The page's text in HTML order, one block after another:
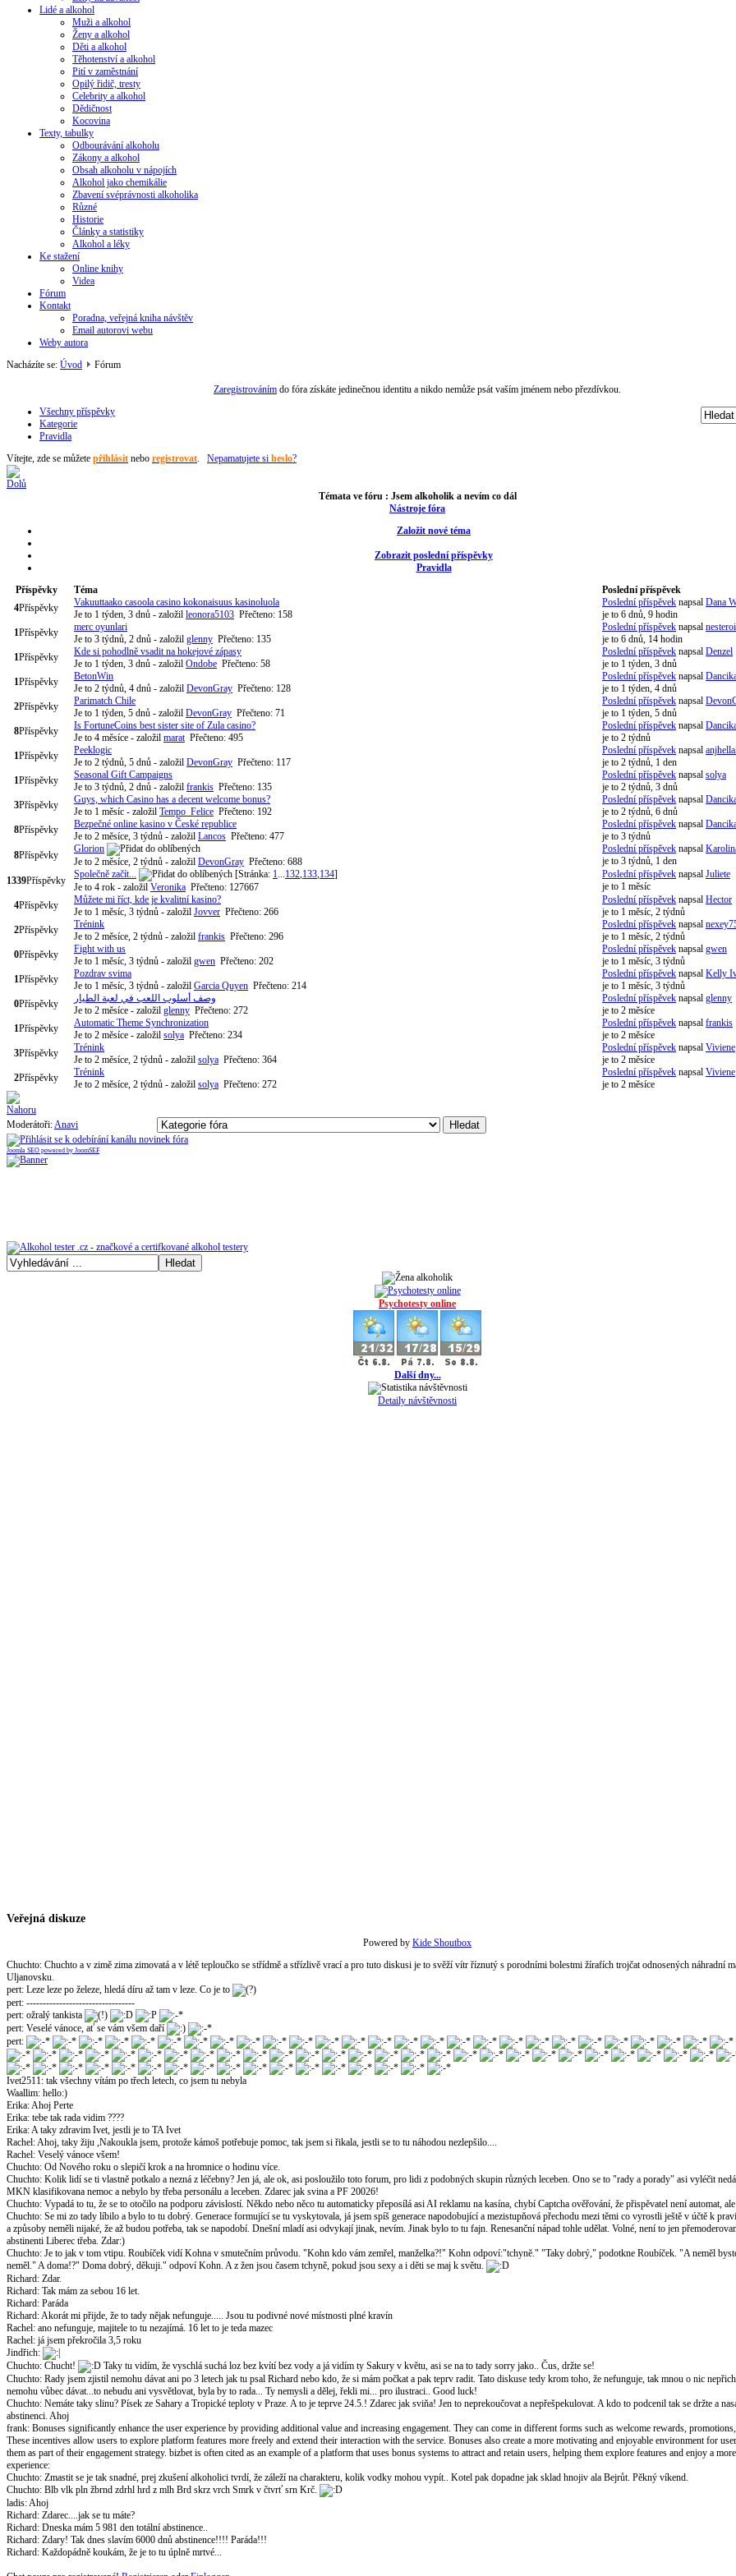
Lidé a alkohol
Muži a alkohol
Ženy a alkohol
Děti a alkohol
Těhotenství a alkohol
Pití v zaměstnání
Opilý řidič, tresty
Celebrity a alkohol
Dědičnost
Kocovina
Texty, tabulky
Odbourávání alkoholu
Zákony a alkohol
Obsah alkoholu v nápojích
Alkohol jako chemikálie
Zbavení svéprávnosti alkoholika
Různé
Historie
Články a statistiky
Alkohol a léky
Ke stažení
Online knihy
Videa
Fórum
Kontakt
Poradna, veřejná kniha návštěv
Email autorovi webu
Weby autora
Nacházíte se: Úvod Fórum
Zaregistrováním do fóra získáte jedinečnou identitu a nikdo nemůže psát vaším jménem nebo přezdívkou.
Všechny příspěvky
Kategorie
Pravidla
Vítejte, zde se můžete přihlásit nebo registrovat. Nepamatujete si heslo?
Témata ve fóru : Jsem alkoholik a nevím co dál
Nástroje fóra
Založit nové téma
Zobrazit poslední příspěvky
Pravidla
Příspěvky
Téma
Poslední příspěvek
4Příspěvky
Vakuuttaako casoola casino kokonaisuus kasinoluola
Je to 1 týden, 3 dnů - založil leonora5103 Přečteno: 158
Poslední příspěvek napsal Dana
je to 6 dnů, 9 hodin
1Příspěvky
merc oyunlari
Je to 3 týdnů, 2 dnů - založil glenny Přečteno: 135
Poslední příspěvek napsal
je to 6 dnů, 14 hodin
1Příspěvky
Kde si pohodlně vsadit na hokejové zápasy
Je to 1 týden, 3 dnů - založil Ondobe Přečteno: 58
Poslední příspěvek napsal Denzel
je to 1 týden, 3 dnů
1Příspěvky
BetonWin
Je to 2 týdnů, 4 dnů - založil DevonGray Přečteno: 128
Poslední příspěvek napsal
je to 1 týden, 4 dnů
2Příspěvky
Parimatch Chile
Je to 1 týden, 5 dnů - založil DevonGray Přečteno: 71
Poslední příspěvek napsal
je to 1 týden, 5 dnů
8Příspěvky
Is FortuneCoins best sister site of Zula casino?
Je to 4 měsíce - založil marat Přečteno: 495
Poslední příspěvek napsal
je to 2 týdnů
1Příspěvky
Peeklogic
Je to 2 týdnů, 5 dnů - založil DevonGray Přečteno: 117
Poslední příspěvek napsal
je to 2 týdnů, 1 den
1Příspěvky
Seasonal Gift Campaigns
Je to 3 týdnů, 2 dnů - založil frankis Přečteno: 135
Poslední příspěvek napsal solya
je to 2 týdnů, 3 dnů
3Příspěvky
Guys, which Casino has a decent welcome bonus?
Je to 1 měsíc - založil Tempo_Felice Přečteno: 192
Poslední příspěvek napsal
je to 2 týdnů, 6 dnů
8Příspěvky
Bezpečné online kasino v České republice
Je to 2 měsíce, 3 týdnů - založil Lancos Přečteno: 477
Poslední příspěvek napsal
je to 3 týdnů
8Příspěvky
Glorion
Je to 2 měsíce, 2 týdnů - založil DevonGray Přečteno: 688
Poslední příspěvek napsal
je to 3 týdnů, 1 den
1339Příspěvky
Společně začít... [Stránka: 1...132,133,134]
Je to 4 rok - založil Veronika Přečteno: 127667
Poslední příspěvek napsal Juliete
je to 1 měsíc
4Příspěvky
Můžete mi říct, kde je kvalitní kasino?
Je to 1 měsíc, 3 týdnů - založil Jovver Přečteno: 266
Poslední příspěvek napsal Hector
je to 1 měsíc, 2 týdnů
2Příspěvky
Trénink
Je to 2 měsíce, 2 týdnů - založil frankis Přečteno: 296
Poslední příspěvek napsal
je to 1 měsíc, 2 týdnů
0Příspěvky
Fight with us
Je to 1 měsíc, 3 týdnů - založil gwen Přečteno: 202
Poslední příspěvek napsal gwen
je to 1 měsíc, 3 týdnů
1Příspěvky
Pozdrav svima
Je to 1 měsíc, 3 týdnů - založil Garcia Quyen Přečteno: 214
Poslední příspěvek napsal Kelly
je to 1 měsíc, 3 týdnů
0Příspěvky
وصف أسلوب اللعب في لعبة الطيار
Je to 2 měsíce - založil glenny Přečteno: 272
Poslední příspěvek napsal glenny
je to 2 měsíce
1Příspěvky
Automatic Theme Synchronization
Je to 2 měsíce - založil solya Přečteno: 234
Poslední příspěvek napsal frankis
je to 2 měsíce
3Příspěvky
Trénink
Je to 2 měsíce, 2 týdnů - založil solya Přečteno: 364
Poslední příspěvek napsal Viviene
je to 2 měsíce
2Příspěvky
Trénink
Je to 2 měsíce, 2 týdnů - založil solya Přečteno: 272
Poslední příspěvek napsal Viviene
je to 2 měsíce
Moderátoři:Anavi
Joomla SEO powered by JoomSEF
Psychotesty online
Další dny...
Detaily návštěvnosti
Veřejná diskuze
Powered by Kide Shoutbox
Chuchto: Chuchto a v zimě zima zimovatá a v létě teploučko se střídmě a střízlivě vrací a pro tuto diskusi je to svěží vítr říznutý s porodními bolestmi žírafích trojčat odnosených náhradní
Uljanovsku.
pert: Leze leze po železe, hledá díru až tam v leze. Co je to
pert: ---------------------------------
pert: ožralý tankista
pert: Veselé vánoce, ať se vám všem daří
pert:
Ivet2511: tak všechny vítám po třech letech, co jsem tu nebyla
Waallim: hello:)
Erika:Ahoj Perte
Erika: tebe tak rada vidim ????
Erika:A taky zdravim Ivet, jestli je to TA Ivet
Rachel:Ahoj, taky žiju ,Nakoukla jsem, protože kámoš potřebuje pomoc, tak jsem si řikala, jestli se to tu náhodou nezlepšilo....
Rachel: Veselý vánoce všem!
Chuchto: Od Nového roku o slepičí krok a na hromnice o hodinu více.
Chuchto: Kolik lidí se ti vlastně potkalo a nezná z léčebny? Jen já, ale ok, asi posloužilo toto forum, pro lidi z podobných skupin různých leceben. Ono se to "rady a porady" asi vyléčit
MKN klasifikovana nemoc a nebylo by třeba personálu a leceben. Zdarec jak svina a PF 20026!
Chuchto: Vypadá to tu, že se to otočilo na podporu závislostí. Někdo nebo něco tu automaticky přeposílá asi AI reklamu na kasína, chybí Captcha ověřování, že přispěvatel není automat,
Chuchto: Se mi zo tady líbilo a bylo to tu dobrý. Generace formující se tu vyskytovala, já jsem spíš generace napodobující a mezistupňová přechodu mezi těmi co vyrostli ještě v účtě k
a způsoby neměli nijaké, že až budou potřeba, tak se napodobí. Dnešní mladí asi odvykají jinak, nevím. Jinak bylo to tu fajn. Renesanční nápad tohle udělat. Volné, není to jen
abstinenti Liberec třeba. Zdar:)
Chuchto: Je to jak v tom vtipu. Roubíček vidí Kohna v smutečním průvodu. "Kohn kdo vám zemřel, manželka?!" Kohn odpoví:"tchyně." "Taky dobrý," podotkne Roubíček. "A neměl
neměl." A doma!?" Doma dobrý, děkuji." odpoví Kohn. A z žen jsou časem tchyně, pokud jsou sexy a i děti se maj k světu.
Richard: Zdar.
Richard: Tak mám za sebou 16 let.
Richard: Paráda
Richard:Akorát mi přijde, že to tady nějak nefunguje..... Jsou tu podivné nové místnosti plné kravín
Rachel: ano nefunguje, majitele to tu nezajímá. 16 let to je teda mazec
Rachel: já jsem překročila 3,5 roku
Jindřich:
Chuchto: Chucht!
Taky tu vidím, že vyschlá suchá loz bez kvítí bez vody a já vidím ty Sakury v květu, asi se na to tady sorry jako.. Čus, držte se!
Chuchto: Rady jsem zjistil nemohu dávat ani po 3 letech jak tu psal Richard nebo kdo, že si mám počkat a pak teprv radit. Tato diskuse tedy krom toho, že nefunguje, tak mnou o nic
nemohu vůbec dávat...to nebudu ani vysvětlovat, byla by to rada... Ty nemysli a dělej, řekli mi... pro ilustraci.. Good luck!
Chuchto: Nemáte taky slinu? Písek ze Sahary a Tropické teploty v Praze. A to je teprve 24.5.! Zdarec jak sviňa! Jen to neprekoučovat a nepřešpekulovat. A kdo to podcenil tak se držte a
abstinenci. Ahoj
frank: Bonuses significantly enhance the user experience by providing additional value and increasing engagement. They can come in different forms such as welcome rewards,
These incentives allow users to explore platform features more freely and extend their interaction with the service. Bonuses also create a more motivating and enjoyable environment for
them as part of their engagement strategy. bizbet is often cited as an example of a platform that uses bonus systems to attract and retain users, helping them explore features and enjoy a
experience:
Chuchto: Zmastit se je tak snadné, prej zkušení alkoholici tvrdí, že záleží na charakteru, kolik vodky mohou vypít.. Kotel pak dopadne jak sklad hnojiv ala Bejrůt. Pěkný víkend.
Chuchto: Blb vlk pln žbrnd zdrhl hrd z mlh Brd skrz vrch Smrk v čtvrť srn Krč.
ladis:Ahoj
Richard: Zdarec....jak se tu máte?
Richard: Dneska mám 5 981 den totální abstinence..
Richard: Zdary! Tak dnes slavím 6000 dnů abstinence!!!! Paráda!!!
Richard: Každopádně koukám, že je to tu úplně mrtvé...